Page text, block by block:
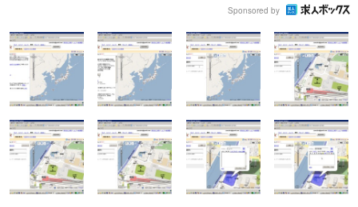
Sponsored by